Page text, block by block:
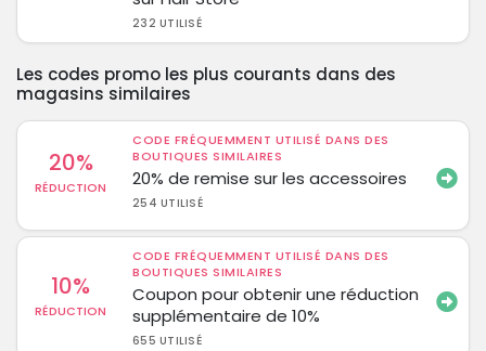
232 UTILISÉ
Les codes promo les plus courants dans des
magasins similaires
20%
RÉDUCTION
CODE FRÉQUEMMENT UTILISÉ DANS DES
BOUTIQUES SIMILAIRES
20% de remise sur les accessoires
254 UTILISÉ
10%
RÉDUCTION
CODE FRÉQUEMMENT UTILISÉ DANS DES
BOUTIQUES SIMILAIRES
Coupon pour obtenir une réduction
supplémentaire de 10%
655 UTILISÉ